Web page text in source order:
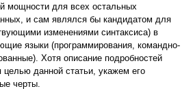
мощности для всех остальных
и сам являлся бы кандидатом для
изменениями синтаксиса) в
языки (программирования, командно-
Хотя описание подробностей
целью данной статьи, укажем его
черты.